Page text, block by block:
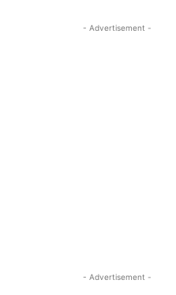
- Advertisement -
- Advertisement -